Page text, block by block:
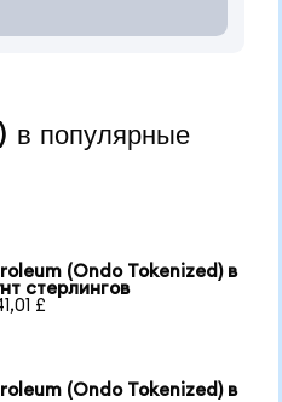
популярные
(Ondo Tokenized) в
стерлингов
£
(Ondo Tokenized) в